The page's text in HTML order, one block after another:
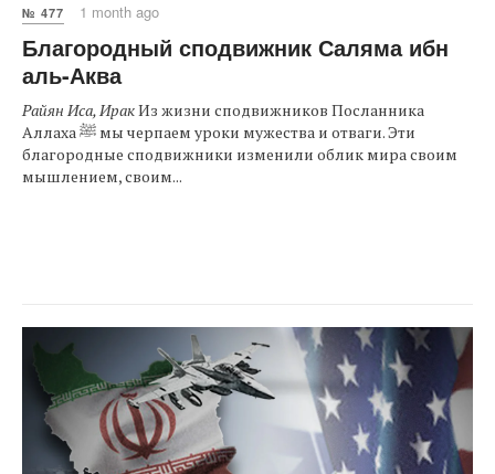
№ 477 1 month ago
Благородный сподвижник Саляма ибн
аль-Аква
Райян Иса, ИракИз жизни сподвижников Посланника
Аллаха ﷺ мы черпаем уроки мужества и отваги. Эти
благородные сподвижники изменили облик мира своим
мышлением, своим...